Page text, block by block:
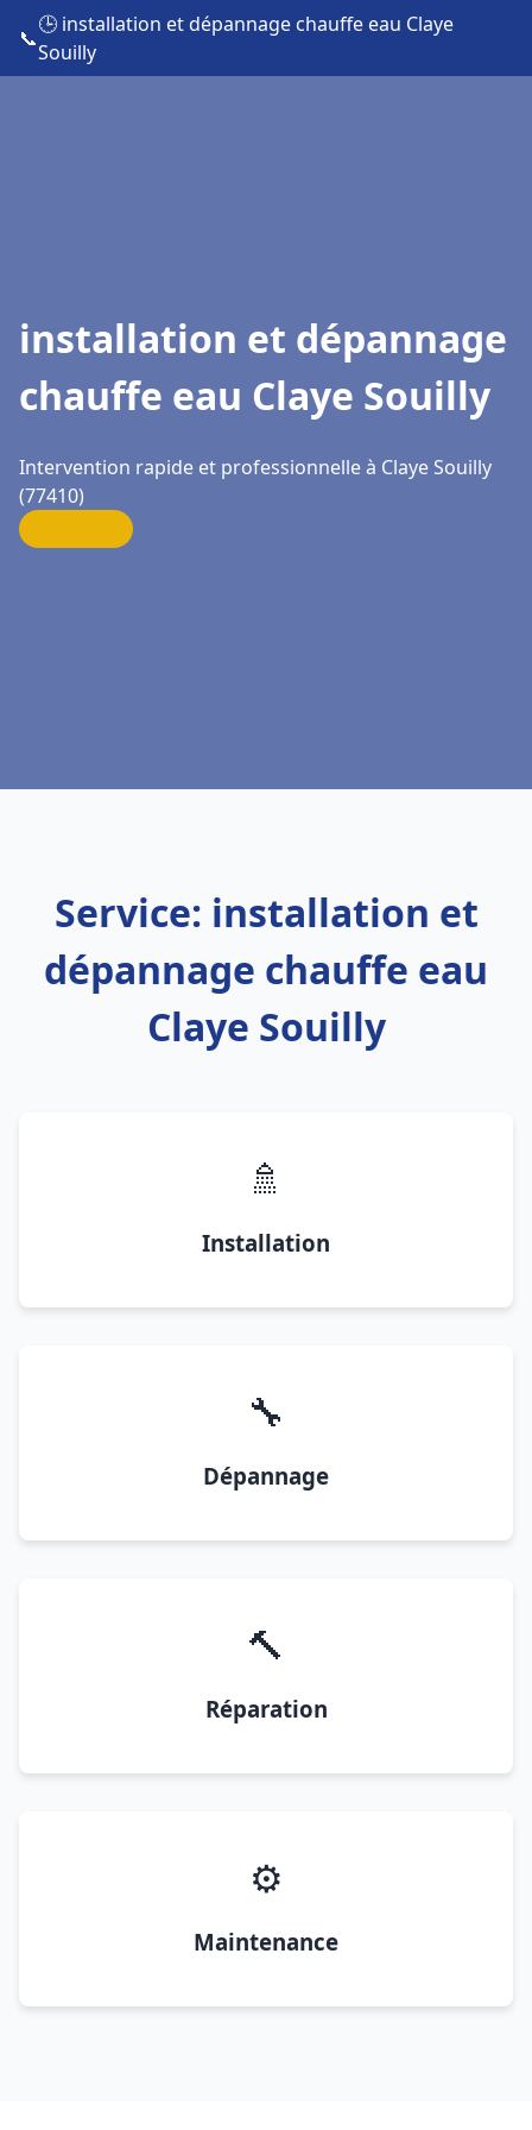
📞
🕒 installation et dépannage chauffe eau Claye
Souilly
installation et dépannage
chauffe eau Claye Souilly
Intervention rapide et professionnelle à Claye Souilly
(77410)
Service: installation et
dépannage chauffe eau
Claye Souilly
🚿
Installation
🔧
Dépannage
🔨
Réparation
⚙️
Maintenance